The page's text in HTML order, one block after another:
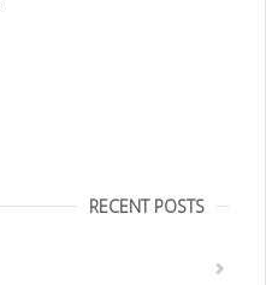
RECENT POSTS